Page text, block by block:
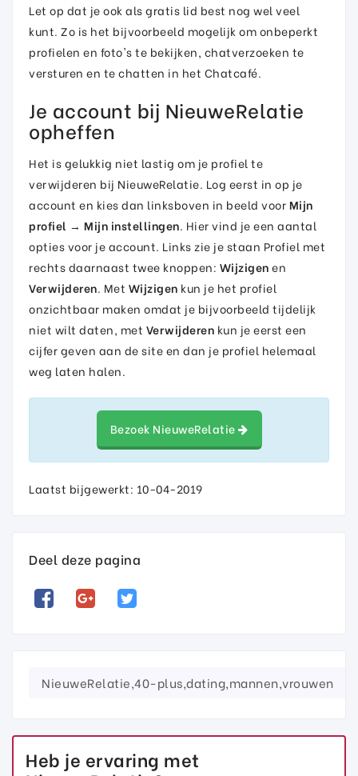
Let op dat je ook als gratis lid best nog wel veel
kunt. Zo is het bijvoorbeeld mogelijk om onbeperkt
profielen en foto's te bekijken, chatverzoeken te
versturen en te chatten in het Chatcafé.
Je account bij NieuweRelatie
opheffen
Het is gelukkig niet lastig om je profiel te
verwijderen bij NieuweRelatie. Log eerst in op je
account en kies dan linksboven in beeld voorMijn
profiel → Mijn instellingen. Hier vind je een aantal
opties voor je account. Links zie je staan Profiel met
rechts daarnaast twee knoppen: Wijzigenen
Verwijderen. Met Wijzigen kun je het profiel
onzichtbaar maken omdat je bijvoorbeeld tijdelijk
niet wilt daten, met Verwijderen kun je eerst een
cijfer geven aan de site en dan je profiel helemaal
weg laten halen.
Bezoek NieuweRelatie
Laatst bijgewerkt: 10-04-2019
Deel deze pagina
NieuweRelatie,40-plus,dating,mannen,vrouwen
Heb je ervaring met